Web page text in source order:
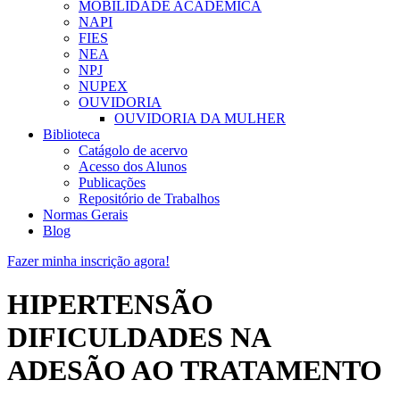
MOBILIDADE ACADÊMICA
NAPI
FIES
NEA
NPJ
NUPEX
OUVIDORIA
OUVIDORIA DA MULHER
Biblioteca
Catágolo de acervo
Acesso dos Alunos
Publicações
Repositório de Trabalhos
Normas Gerais
Blog
Fazer minha inscrição agora!
HIPERTENSÃO
DIFICULDADES NA
ADESÃO AO TRATAMENTO